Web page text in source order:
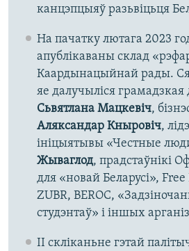
канцэпцыяў разьвіцьця
На пачатку лютага 2023
апублікаваны склад
Каардынацыйнай рады.
яе далучыліся грамадзкая
Сьвятлана Мацкевіч,
Аляксандар Кныровіч,
ініцыятывы «Честные
Жываглод, прадстаўнікі
для «новай Беларусі»,
ZUBR, BEROC,
студэнтаў» і іншых
ІІ скліканьне гэтай